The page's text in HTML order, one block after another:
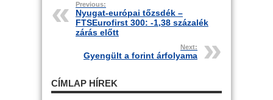
Previous:
Nyugat-európai tőzsdék –
FTSEurofirst 300: -1,38 százalék
zárás előtt
Next:
Gyengült a forint árfolyama
CÍMLAP HÍREK